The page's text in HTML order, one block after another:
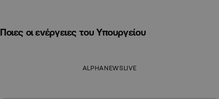
Ποιες οι ενέργειες του Υπουργείου
ALPHANEWSLIVE